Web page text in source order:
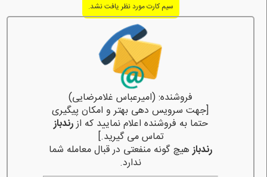
سیم کارت مورد نظر یافت نشد.
فروشنده: (امیرعباس غلامرضایی)
[جهت سرویس دهی بهتر و امکان پیگیری
حتما به فروشنده اعلام نمایید که ازرندباز
تماس می گیرید.]
رندبازهیچ گونه منفعتی در قبال معامله شما
ندارد.